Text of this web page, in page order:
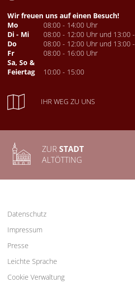
Wir freuen uns auf einen Besuch!
Mo
08:00 - 14:00 Uhr
Di - Mi
08:00 - 12:00 Uhr und 13:00
Do
08:00 - 12:00 Uhr und 13:00
Fr
08:00 - 16:00 Uhr
Sa, So &
Feiertag
10:00 - 15:00
IHR WEG ZU UNS
ZUR STADT
ALTÖTTING
Datenschutz
Impressum
Presse
Leichte Sprache
Cookie Verwaltung